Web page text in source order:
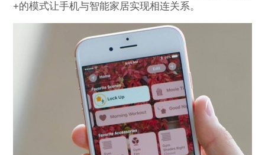
+的模式让手机与智能家居实现相连关系。